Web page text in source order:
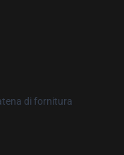
di fornitura